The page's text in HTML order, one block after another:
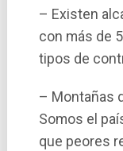
– Existen
con más de
tipos de
– Montañas
Somos el
que peores